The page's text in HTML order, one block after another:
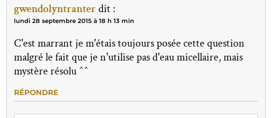
gwendolyntranter dit :
lundi 28 septembre 2015 à 18 h 13 min
C'est marrant je m'étais toujours posée cette question
malgré le fait que je n'utilise pas d'eau micellaire, mais
mystère résolu ^^
RÉPONDRE